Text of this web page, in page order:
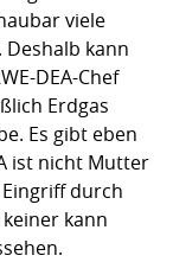
viele
kann
DEA-Chef
Erdgas
Es gibt eben
ist nicht Mutter
durch
kann